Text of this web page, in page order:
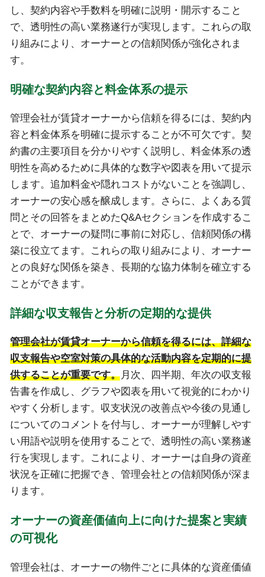
し、契約内容や手数料を明確に説明・開示すること
で、透明性の高い業務遂行が実現します。これらの取
り組みにより、オーナーとの信頼関係が強化されま
す。
明確な契約内容と料金体系の提示
管理会社が賃貸オーナーから信頼を得るには、契約内
容と料金体系を明確に提示することが不可欠です。契
約書の主要項目を分かりやすく説明し、料金体系の透
明性を高めるために具体的な数字や図表を用いて提示
します。追加料金や隠れコストがないことを強調し、
オーナーの安心感を醸成します。さらに、よくある質
問とその回答をまとめたQ&Aセクションを作成するこ
とで、オーナーの疑問に事前に対応し、信頼関係の構
築に役立てます。これらの取り組みにより、オーナー
との良好な関係を築き、長期的な協力体制を確立する
ことができます。
詳細な収支報告と分析の定期的な提供
管理会社が賃貸オーナーから信頼を得るには、詳細な
収支報告や空室対策の具体的な活動内容を定期的に提
供することが重要です。 月次、四半期、年次の収支報
告書を作成し、グラフや図表を用いて視覚的にわかり
やすく分析します。収支状況の改善点や今後の見通し
についてのコメントを付与し、オーナーが理解しやす
い用語や説明を使用することで、透明性の高い業務遂
行を実現します。これにより、オーナーは自身の資産
状況を正確に把握でき、管理会社との信頼関係が深ま
ります。
オーナーの資産価値向上に向けた提案と実績
の可視化
管理会社は、オーナーの物件ごとに具体的な資産価値